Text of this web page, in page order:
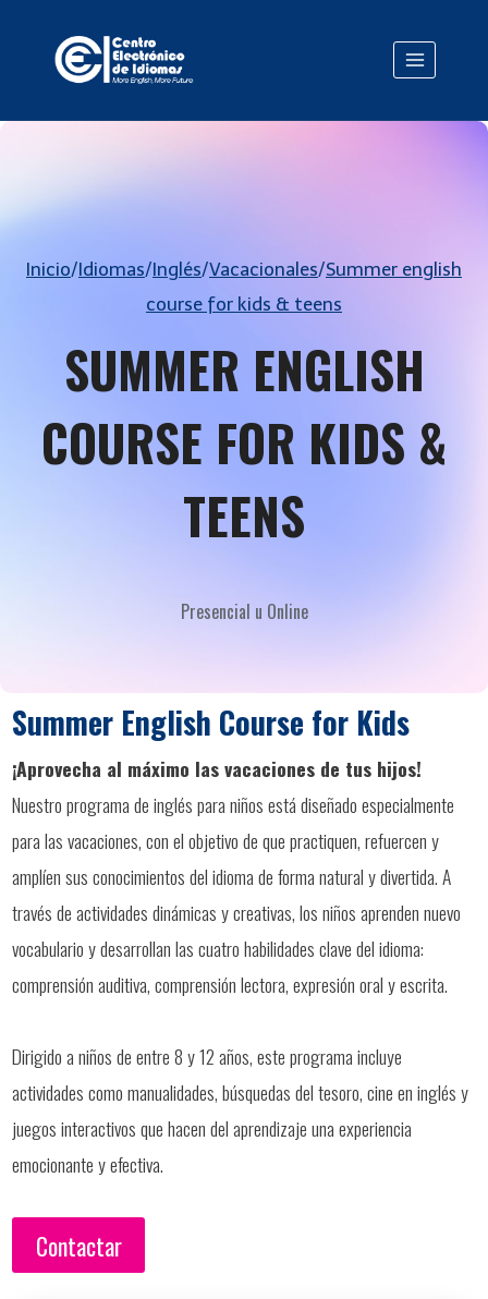
contenido
Inicio/Idiomas/Inglés/Vacacionales/Summer english
course for kids & teens
SUMMER ENGLISH
COURSE FOR KIDS &
TEENS
Presencial u Online
Summer English Course for Kids
¡Aprovecha al máximo las vacaciones de tus hijos!
Nuestro programa de inglés para niños está diseñado especialmente
para las vacaciones, con el objetivo de que practiquen, refuercen y
amplíen sus conocimientos del idioma de forma natural y divertida. A
través de actividades dinámicas y creativas, los niños aprenden nuevo
vocabulario y desarrollan las cuatro habilidades clave del idioma:
comprensión auditiva, comprensión lectora, expresión oral y escrita.
Dirigido a niños de entre 8 y 12 años, este programa incluye
actividades como manualidades, búsquedas del tesoro, cine en inglés y
juegos interactivos que hacen del aprendizaje una experiencia
emocionante y efectiva.
Contactar